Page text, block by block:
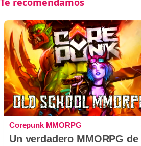
Corepunk MMORPG
Un verdadero MMORPG de